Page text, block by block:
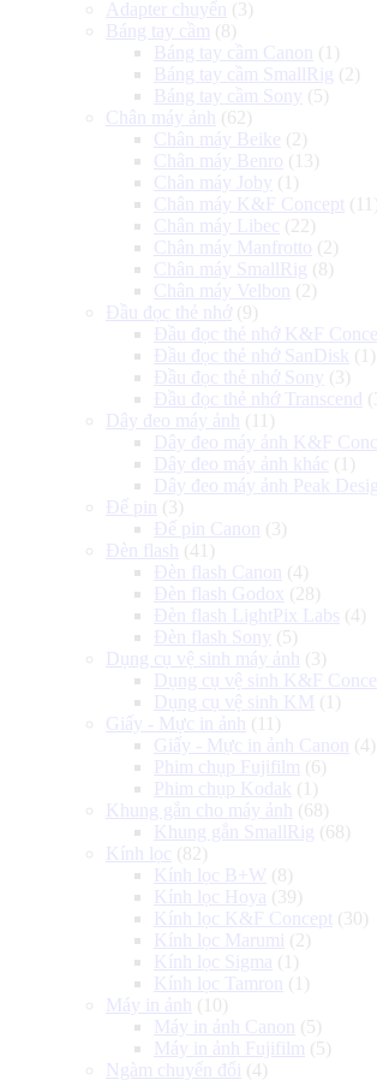
Adapter chuyển
(3)
Báng tay cầm (8)
Báng tay cầm Canon
(1)
Báng tay cầm SmallRig (2)
Báng tay cầm Sony (5)
Chân máy ảnh
(62)
Chân máy Beike (2)
Chân máy Benro (13)
Chân máy Joby (1)
Chân máy K&F Concept (11)
Chân máy Libec (22)
Chân máy Manfrotto (2)
Chân máy SmallRig (8)
Chân máy Velbon
(2)
Đầu đọc thẻ nhớ (9)
Đầu đọc thẻ nhớ K&F
Đầu đọc thẻ nhớ SanDisk (1)
Đầu đọc thẻ nhớ Sony (3)
Đầu đọc thẻ nhớ Transcend
Dây đeo máy ảnh
(11)
Dây đeo máy ảnh K&F
Dây đeo máy ảnh khác (1)
Dây đeo máy ảnh Peak
Đế pin
(3)
Đế pin Canon
(3)
Đèn flash
(41)
Đèn flash Canon
(4)
Đèn flash Godox (28)
Đèn flash LightPix Labs (4)
Đèn flash Sony (5)
Dụng cụ vệ sinh máy ảnh
(3)
Dụng cụ vệ sinh K&F
Dụng cụ vệ sinh KM (1)
Giấy - Mực in ảnh
(11)
Giấy - Mực in ảnh Canon
(4)
Phim chụp Fujifilm (6)
Phim chụp Kodak (1)
Khung gắn cho máy ảnh
(68)
Khung gắn SmallRig (68)
Kính lọc (82)
Kính lọc B+W (8)
Kính lọc Hoya (39)
Kính lọc K&F Concept (30)
Kính lọc Marumi (2)
Kính lọc Sigma (1)
Kính lọc Tamron
(1)
Máy in ảnh
(10)
Máy in ảnh Canon
(5)
Máy in ảnh Fujifilm (5)
Ngàm chuyển đổi (4)